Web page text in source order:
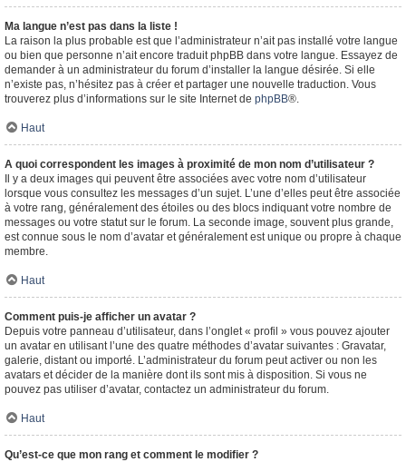
Ma langue n’est pas dans la liste !
La raison la plus probable est que l’administrateur n’ait pas installé votre langue
ou bien que personne n’ait encore traduit phpBB dans votre langue. Essayez de
demander à un administrateur du forum d’installer la langue désirée. Si elle
n’existe pas, n’hésitez pas à créer et partager une nouvelle traduction. Vous
trouverez plus d’informations sur le site Internet de phpBB®.
Haut
A quoi correspondent les images à proximité de mon nom d’utilisateur ?
Il y a deux images qui peuvent être associées avec votre nom d’utilisateur
lorsque vous consultez les messages d’un sujet. L’une d’elles peut être associée
à votre rang, généralement des étoiles ou des blocs indiquant votre nombre de
messages ou votre statut sur le forum. La seconde image, souvent plus grande,
est connue sous le nom d’avatar et généralement est unique ou propre à chaque
membre.
Haut
Comment puis-je afficher un avatar ?
Depuis votre panneau d’utilisateur, dans l’onglet « profil » vous pouvez ajouter
un avatar en utilisant l’une des quatre méthodes d’avatar suivantes : Gravatar,
galerie, distant ou importé. L’administrateur du forum peut activer ou non les
avatars et décider de la manière dont ils sont mis à disposition. Si vous ne
pouvez pas utiliser d’avatar, contactez un administrateur du forum.
Haut
Qu’est-ce que mon rang et comment le modifier ?